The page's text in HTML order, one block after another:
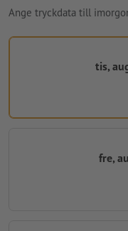
Ange tryckdata till
tis,
fre,